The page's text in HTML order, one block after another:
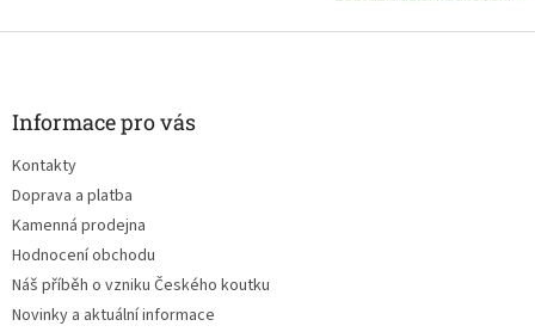
Informace pro vás
Kontakty
Doprava a platba
Kamenná prodejna
Hodnocení obchodu
Náš příběh o vzniku Českého koutku
Novinky a aktuální informace